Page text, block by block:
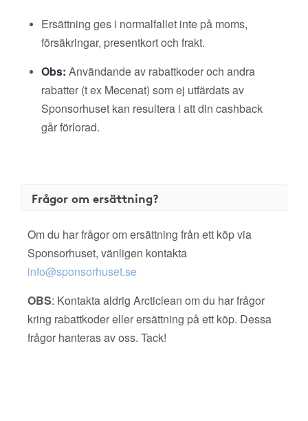
Ersättning ges i normalfallet inte på moms,
försäkringar, presentkort och frakt.
Obs: Användande av rabattkoder och andra
rabatter (t ex Mecenat) som ej utfärdats av
Sponsorhuset kan resultera i att din cashback
går förlorad.
Frågor om ersättning?
Om du har frågor om ersättning från ett köp via
Sponsorhuset, vänligen kontakta
info@sponsorhuset.se
OBS: Kontakta aldrig Arcticlean om du har frågor
kring rabattkoder eller ersättning på ett köp. Dessa
frågor hanteras av oss. Tack!